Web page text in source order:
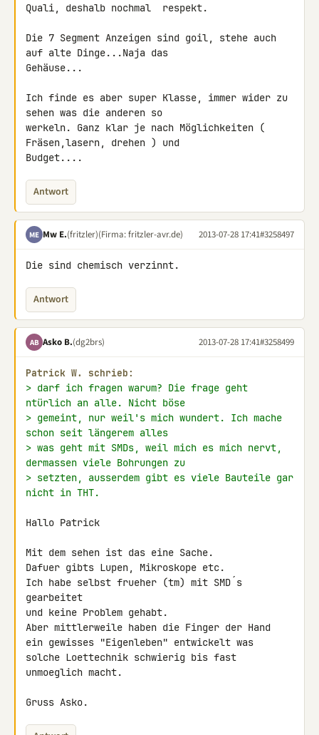
Quali, deshalb nochmal  respekt.
Die 7 Segment Anzeigen sind goil, stehe auch
auf alte Dinge...Naja das
Gehäuse...
Ich finde es aber super Klasse, immer wider zu
sehen was die anderen so
werkeln. Ganz klar je nach Möglichkeiten (
Fräsen,lasern, drehen ) und
Budget....
Antwort
ME Mw E.(fritzler)(Firma: fritzler-avr.de) 2013-07-28 17:41#3258497
Die sind chemisch verzinnt.
Antwort
AB Asko B.(dg2brs) 2013-07-28 17:41#3258499
Patrick W. schrieb:
> darf ich fragen warum? Die frage geht
ntürlich an alle. Nicht böse
> gemeint, nur weil's mich wundert. Ich mache
schon seit längerem alles
> was geht mit SMDs, weil mich es mich nervt,
dermassen viele Bohrungen zu
> setzten, ausserdem gibt es viele Bauteile gar
nicht in THT.
Hallo Patrick
Mit dem sehen ist das eine Sache.
Dafuer gibts Lupen, Mikroskope etc.
Ich habe selbst frueher (tm) mit SMD´s
gearbeitet
und keine Problem gehabt.
Aber mittlerweile haben die Finger der Hand
ein gewisses "Eigenleben" entwickelt was
solche Loettechnik schwierig bis fast
unmoeglich macht.
Gruss Asko.